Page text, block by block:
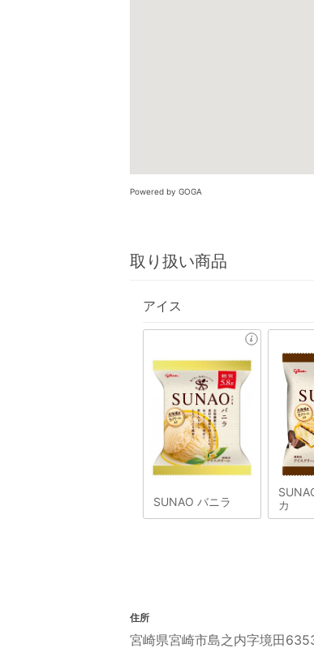
Powered by GOGA
取り扱い商品
アイス
SUNAO バニラ
カ
住所
宮崎県宮崎市島之内字境田